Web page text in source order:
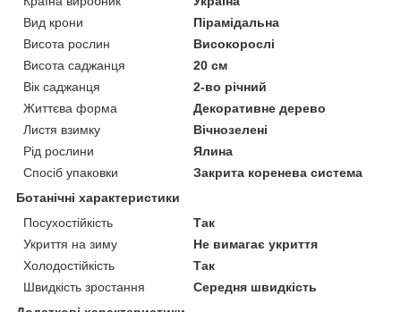
Вид крони
Пірамідальна
Висота рослин
Високорослі
Висота саджанця
20 см
Вік саджанця
2-во річний
Життєва форма
Декоративне дерево
Листя взимку
Вічнозелені
Рід рослини
Ялина
Спосіб упаковки
Закрита коренева система
Ботанічні характеристики
Посухостійкість
Так
Укриття на зиму
Не вимагає укриття
Холодостійкість
Так
Швидкість зростання
Середня швидкість